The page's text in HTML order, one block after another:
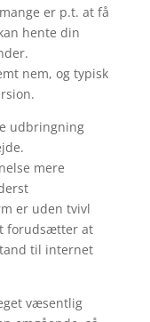
er p.t. at få
hente din
nem, og typisk
udbringning
mere
er uden tvivl
forudsætter at
til internet
væsentlig